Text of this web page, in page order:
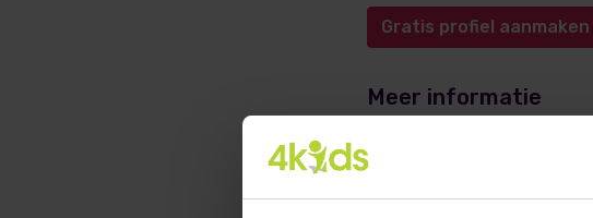
Gratis profiel aanmaken
Meer informatie
opvangadvies@4kids.nl